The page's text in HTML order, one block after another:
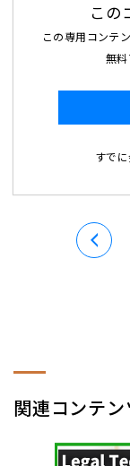
この
この専用コンテ
無料
すで
関連コンテン